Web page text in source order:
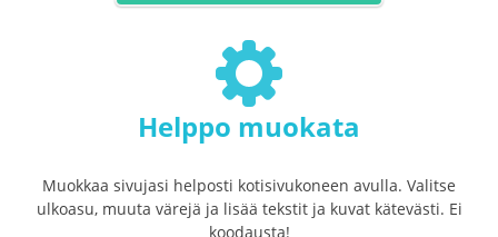
Helppo muokata
Muokkaa sivujasi helposti kotisivukoneen avulla. Valitse
ulkoasu, muuta värejä ja lisää tekstit ja kuvat kätevästi. Ei
koodausta!